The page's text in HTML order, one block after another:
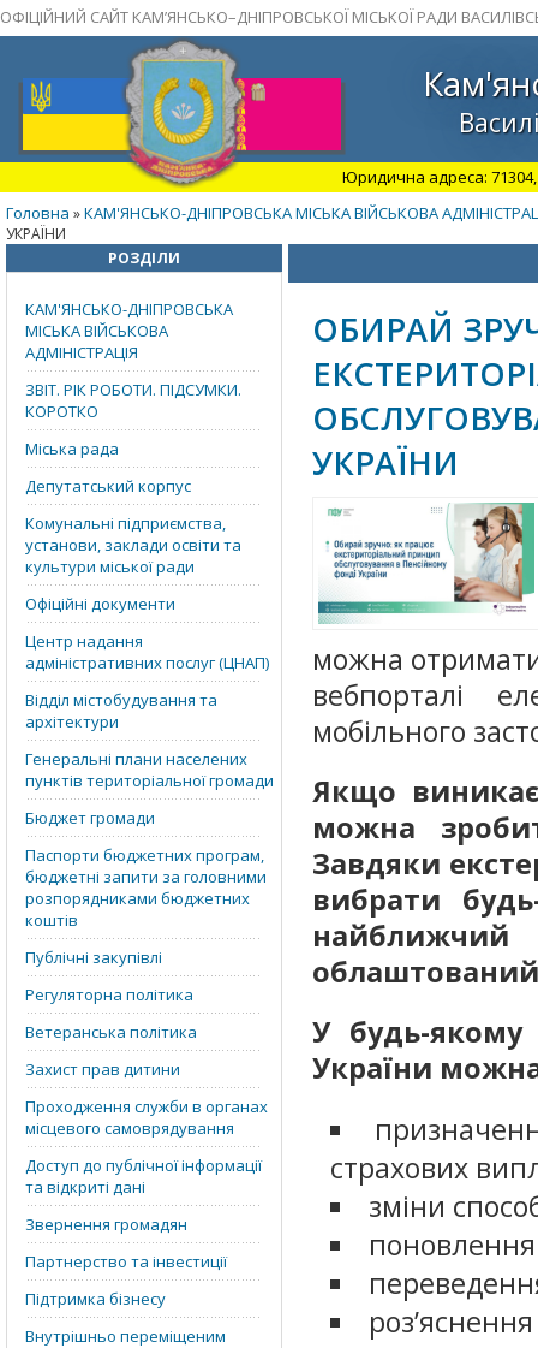
ОФІЦІЙНИЙ САЙТ КАМ’ЯНСЬКО–ДНІПРОВСЬКОЇ МІСЬКОЇ РАДИ
Юридична адреса: 71304,
Головна »КАМ'ЯНСЬКО-ДНІПРОВСЬКА МІСЬКА ВІЙСЬКОВА
УКРАЇНИ
РОЗДІЛИ
КАМ'ЯНСЬКО-ДНІПРОВСЬКА
МІСЬКА ВІЙСЬКОВА
АДМІНІСТРАЦІЯ
ЗВІТ. РІК РОБОТИ. ПІДСУМКИ.
КОРОТКО
Міська рада
Депутатський корпус
Комунальні підприємства,
установи, заклади освіти та
культури міської ради
Офіційні документи
Центр надання
адміністративних послуг (ЦНАП)
Відділ містобудування та
архітектури
Генеральні плани населених
пунктів територіальної громади
Бюджет громади
Паспорти бюджетних програм,
бюджетні запити за головними
розпорядниками бюджетних
коштів
Публічні закупівлі
Регуляторна політика
Ветеранська політика
Захист прав дитини
Проходження служби в органах
місцевого самоврядування
Доступ до публічної інформації
та відкриті дані
Звернення громадян
Партнерство та інвестиції
Підтримка бізнесу
Внутрішньо переміщеним
ОБИРАЙ
УКРАЇНИ
можна
вебпорталі
мобільного
Якщо
можна
Завдяки
вибрати
У будь-якому
України
страхових
зміни